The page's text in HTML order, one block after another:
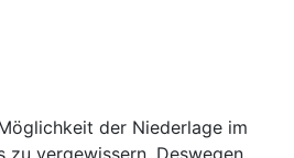
der Niederlage im
zu vergewissern. Deswegen